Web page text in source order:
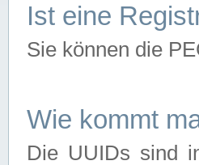
Ist eine
Sie können die
Wie kommt
Die UUIDs sind